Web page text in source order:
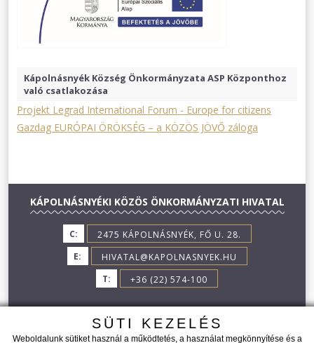
Kápolnásnyék Község Önkormányzata ASP Központhoz
való csatlakozása
Projekt Legrad International Forum - Europe for citizens
Gazdag EURÓPAI ÖRÖKSÉG – a KÖZÖS JÖVŐ záloga
KÁPOLNÁSNYÉKI KÖZÖS ÖNKORMÁNYZATI HIVATAL
C:
2475 KÁPOLNÁSNYÉK, FŐ U. 28.
E:
HIVATAL@KAPOLNASNYEK.HU
T:
+36 (22) 574-100
SÜTI KEZELÉS
Weboldalunk sütiket használ a működtetés, a használat megkönnyítése és a